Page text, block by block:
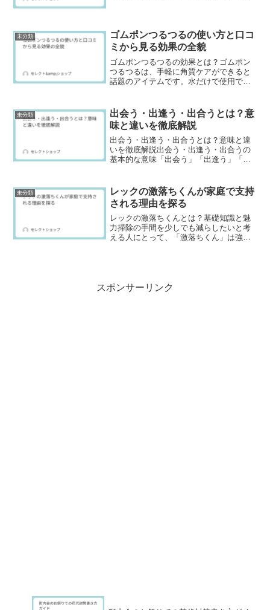
のが特徴...
未分類
ゴムポンつるつるの使い方と口コ
ミから見る効果の全貌
ゴムポンつるつるの効果とは？ゴムポン
つるつるは、手軽に角質ケアができると
話題のアイテムです。水だけで使用でき
は、ゴムポンつるつるの購入方法や人気
ランキング、使用感、そして...
未分類
出会う・出逢う・出合うとは？意
味と違いを徹底解説
出会う・出逢う・出合うとは？意味と違
いを徹底解説出会う・出逢う・出合うの
基本的な意味「出会う」「出逢う」「出
つ言葉です。ただし、漢字の違いによっ
てニュアンスや使い方に微...
未分類
レックの激落ちくんが家庭で支持
される理由を探る
レックの激落ちくんとは？基礎知識と魅
力掃除の手間を少しでも減らしたいと考
える人にとって、「激落ちくん」は強い
スポンサーリンク